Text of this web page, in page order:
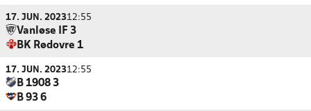
17. JUN. 202312:55
Vanløse IF 3
BK Rødovre 1
17. JUN. 202312:55
B 1908 3
B 93 6